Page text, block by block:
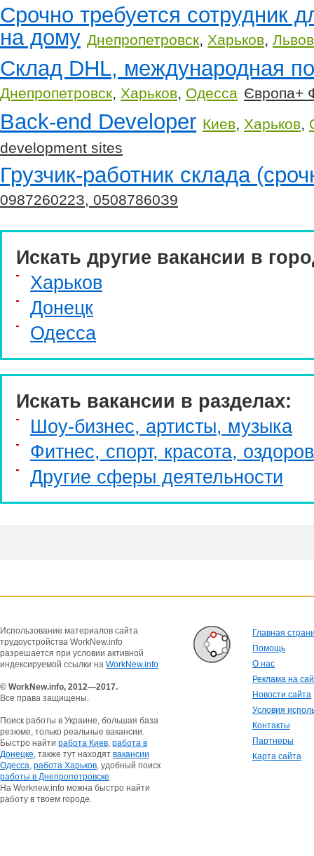
Срочно требуется сотрудник
на дому Днепропетровск, Харьков, Львов
Склад DHL, международная
Днепропетровск, Харьков, Одесса Європа+
Back-end Developer Киев, Харьков,
development sites
Грузчик-работник склада
098726022З, 05087860З9
Искать другие вакансии в
Харьков
Донецк
Одесса
Искать вакансии в разделах:
Шоу-бизнес, артисты, музыка
Фитнес, спорт, красота,
Другие сферы деятельности
Использование материалов сайта
трудоустройства WorkNew.info
разрешается при условии активной
индексируемой ссылки на WorkNew.info
© WorkNew.info, 2012—2017.
Все права защищены.
Поиск работы в Украине, большая база
резюме, только реальные вакансии.
Быстро найти работа Киев, работа в
Донецке, также тут находят вакансии
Одесса, работа Харьков, удобный поиск
работы в Днепропетровске
На Worknew.info можна быстро найти
работу в твоем городе.
Главная
Помощь
О нас
Реклама на
Новости сайта
Условия
Контакты
Партнеры
Карта сайта